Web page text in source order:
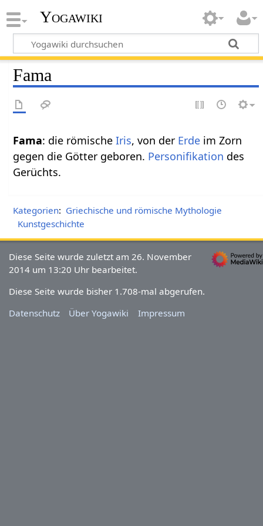
Yogawiki
Fama
Fama: die römischeIris, von der Erde im Zorn
gegen die Götter geboren. Personifikation des
Gerüchts.
Kategorien: Griechische und römische Mythologie
Kunstgeschichte
Diese Seite wurde zuletzt am 26. November
2014 um 13:20 Uhr bearbeitet.
Diese Seite wurde bisher 1.708-mal abgerufen.
Datenschutz
Über Yogawiki Impressum